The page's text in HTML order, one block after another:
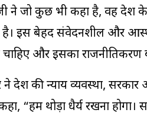
ने जो कुछ भी कहा है, वह देश के
इस बेहद संवेदनशील और
और इसका राजनीतिकरण
देश की न्याय व्यवस्था, सरकार
“हमें थोड़ा धैर्य रखना